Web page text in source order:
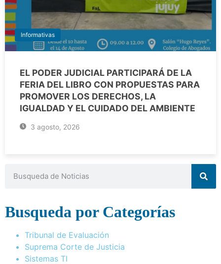
Informativas
EL PODER JUDICIAL PARTICIPARÁ DE LA
FERIA DEL LIBRO CON PROPUESTAS PARA
PROMOVER LOS DERECHOS, LA
IGUALDAD Y EL CUIDADO DEL AMBIENTE
3 agosto, 2026
Busqueda por Categorías
Tribunal de Evaluación
Suprema Corte de Justicia
Sistemas TI